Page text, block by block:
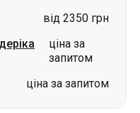
від 2350 грн
ціна за
запитом
ціна за запитом